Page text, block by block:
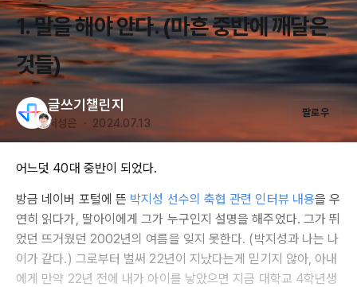
1. 말을 해야 안다. (마흔 중반에 깨달은
것들)
글쓰기챌린지
서성은 ・ 2024.07.13
팔로우
어느덧 40대 중반이 되었다.
방금 네이버 포털에 뜬 박지성 선수의 축협 관련 인터뷰 내용을 우
연히 읽다가, 딸아이에게 그가 누구인지 설명을 해주었다. 그가 뛰
었던 뜨거웠던 2002년의 여름을 잊지 못한다. (박지성과 나는 나
이가 같다.) 그로부터 벌써 22년이 지났다는게 믿기지 않아, 아내
에게 만약 22년 전에 내가 아이를 낳았으면 지금 대학교 4학년생